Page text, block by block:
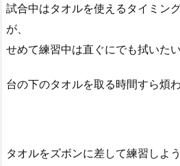
試合中はタオルを使えるタイミン
が、
せめて練習中は直ぐにでも拭いたい
台の下のタオルを取る時間すら煩わ
タオルをズボンに差して練習しよ